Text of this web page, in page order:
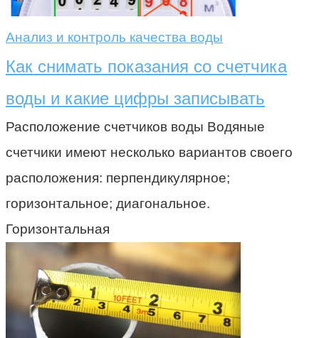
Анализ и контроль качества воды
Как снимать показания со счетчика
воды и какие цифры записывать
Расположение счетчиков воды Водяные
счетчики имеют несколько вариантов своего
расположения: перпендикулярное;
горизонтальное; диагональное.
Горизонтальная